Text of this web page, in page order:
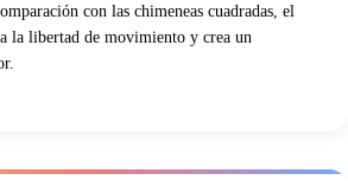
con las chimeneas cuadradas, el
la libertad de movimiento y crea un